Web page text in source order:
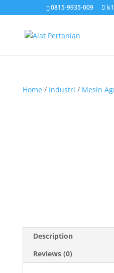
0815-9935-009
Home/ Industri / Mesin
Description
Reviews (0)